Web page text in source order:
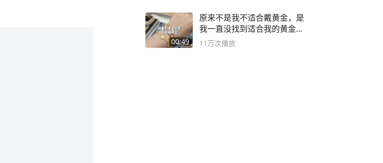
00:49
原来不是我不适合戴黄金，是
我一直没找到适合我的黄金
😭
11万次播放